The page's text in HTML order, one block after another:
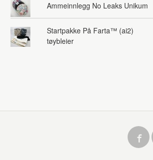
Ammeinnlegg No Leaks Unikum
Startpakke På Farta™ (ai2)
tøybleier